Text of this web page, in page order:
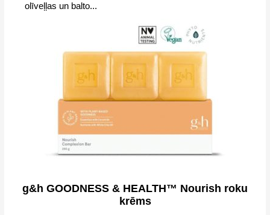
olīveļļas un balto...
g&h GOODNESS & HEALTH™ Nourish roku
krēms